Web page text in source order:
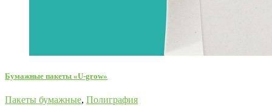
Бумажные пакеты «U-grow»
Пакеты бумажные, Полиграфия